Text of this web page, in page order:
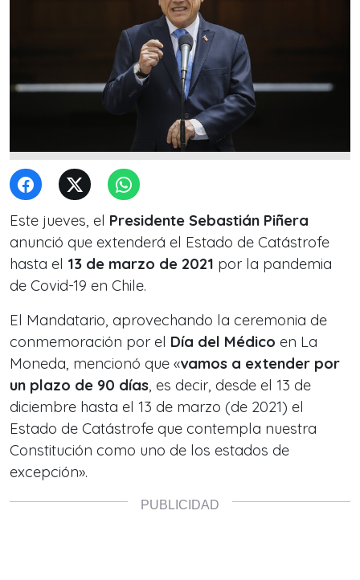
Este jueves, el Presidente Sebastián Piñera
anunció que extenderá el Estado de Catástrofe
hasta el 13 de marzo de 2021 por la pandemia
de Covid-19 en Chile.
El Mandatario, aprovechando la ceremonia de
conmemoración por el Día del Médico en La
Moneda, mencionó que «vamos a extender por
un plazo de 90 días, es decir, desde el 13 de
diciembre hasta el 13 de marzo (de 2021) el
Estado de Catástrofe que contempla nuestra
Constitución como uno de los estados de
excepción».